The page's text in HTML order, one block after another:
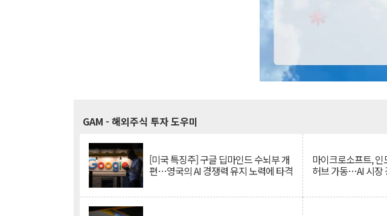
GAM - 해외주식 투자 도우미
[미국 특징주] 구글 딥마인드 수뇌부 개
편…영국의 AI 경쟁력 유지 노력에 타격
마이크로소프트,
허브 가동…AI 시장